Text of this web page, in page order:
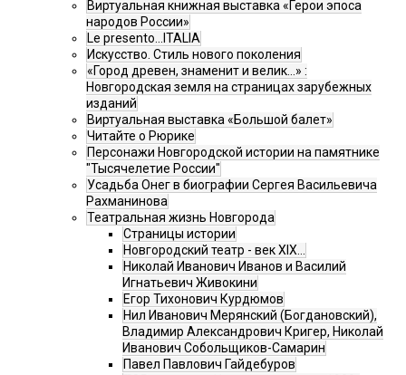
Виртуальная книжная выставка «Герои эпоса
народов России»
Le presento...ITALIA
Искусство. Стиль нового поколения
«Город древен, знаменит и велик…» :
Новгородская земля на страницах зарубежных
изданий
Виртуальная выставка «Большой балет»
Читайте о Рюрике
Персонажи Новгородской истории на памятнике
"Тысячелетие России"
Усадьба Онег в биографии Сергея Васильевича
Рахманинова
Театральная жизнь Новгорода
Страницы истории
Новгородский театр - век XIX…
Николай Иванович Иванов и Василий
Игнатьевич Живокини
Егор Тихонович Курдюмов
Нил Иванович Мерянский (Богдановский),
Владимир Александрович Кригер, Николай
Иванович Собольщиков-Самарин
Павел Павлович Гайдебуров